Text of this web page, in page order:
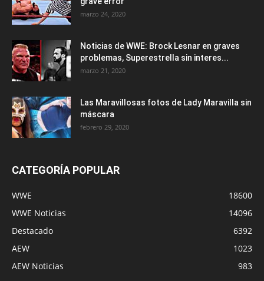
marzo 24, 2020
Noticias de WWE: Brock Lesnar en graves
problemas, Superestrella sin interes...
marzo 21, 2020
Las Maravillosas fotos de Lady Maravilla sin
máscara
febrero 29, 2020
CATEGORÍA POPULAR
WWE
18600
WWE Noticias
14096
Destacado
6392
AEW
1023
AEW Noticias
983